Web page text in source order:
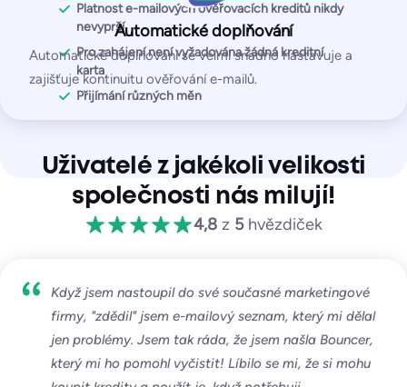
Platnost e-mailových ověřovacích kreditů nikdy
nevyprší
Pro zahájení není vyžadována žádná kreditní
karta
Přijímání různých měn
Testy seznamu blokovaných IP adres a domén
Testy SPF a DKIM
Test DMARC
Test SpamAssassin
Podnik
Vlastní
Začněte zdarma
Automatické doplňování
Automatické doplňování se velmi snadno nastavuje a
zajišťuje kontinuitu ověřování e-mailů.
Uživatelé z jakékoli velikosti
společnosti nás milují!
4,8 z 5hvězdiček
Když jsem nastoupil do své současné marketingové
firmy, "zdědil" jsem e-mailový seznam, který mi dělal
jen problémy. Jsem tak ráda, že jsem našla Bouncer,
který mi ho pomohl vyčistit! Líbilo se mi, že si mohu